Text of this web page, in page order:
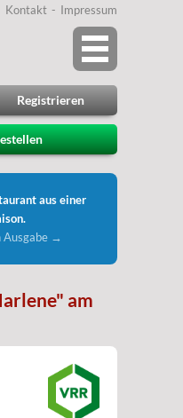
Registrieren
Kontakt Impressum
aus einer
Ausgabe →
am